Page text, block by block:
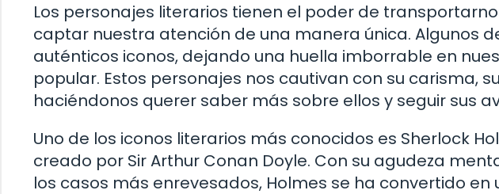
Los personajes literarios tienen el poder de
captar nuestra atención de una manera única. Algunos
auténticos iconos, dejando una huella imborrable en
popular. Estos personajes nos cautivan con su carisma,
haciéndonos querer saber más sobre ellos y seguir sus
Uno de los iconos literarios más conocidos es Sherlock
creado por Sir Arthur Conan Doyle. Con su agudeza
los casos más enrevesados, Holmes se ha convertido